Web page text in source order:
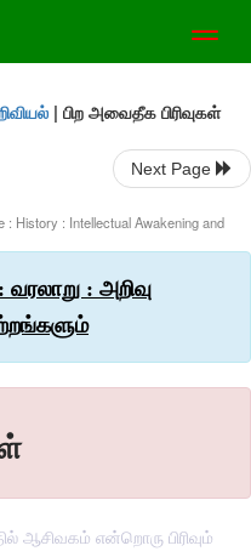
| பிற அவைதீக பிரிவுகள்
Next Page
: History : Intellectual Awakening and
: அறிவு
என்றொரு பிரிவும்